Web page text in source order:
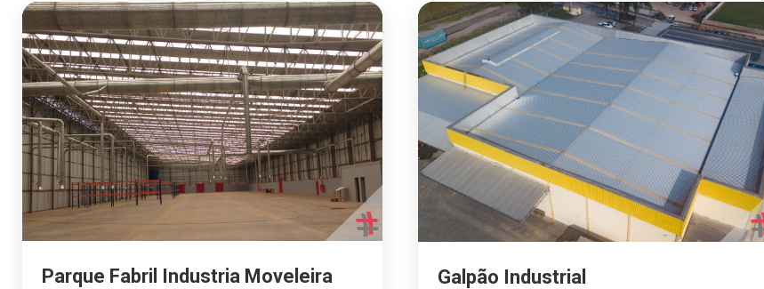
Parque Fabril Industria Moveleira Galpão Industrial